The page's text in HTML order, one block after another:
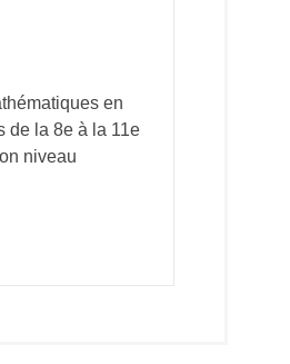
en
de la 8e à la 11e
niveau